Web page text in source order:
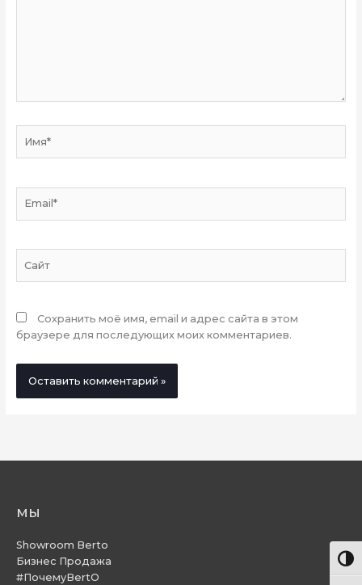
Сохранить моё имя, email и адрес сайта в этом
браузере для последующих моих комментариев.
мы
Showroom Berto
Бизнес Продажа
#ПочемуBertO